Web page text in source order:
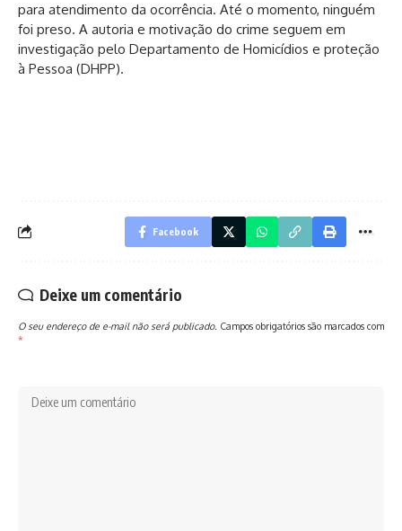
para atendimento da ocorrência. Até o momento, ninguém
foi preso. A autoria e motivação do crime seguem em
investigação pelo Departamento de Homicídios e proteção
à Pessoa (DHPP).
Facebook
Deixe um comentário
O seu endereço de e-mail não será publicado. Campos obrigatórios são marcados com
*